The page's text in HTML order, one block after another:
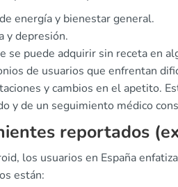
energía y bienestar general.
y depresión.
se puede adquirir sin receta en
de usuarios que enfrentan
y cambios en el apetito.
y de un seguimiento médico
reportados
los usuarios en España
están: